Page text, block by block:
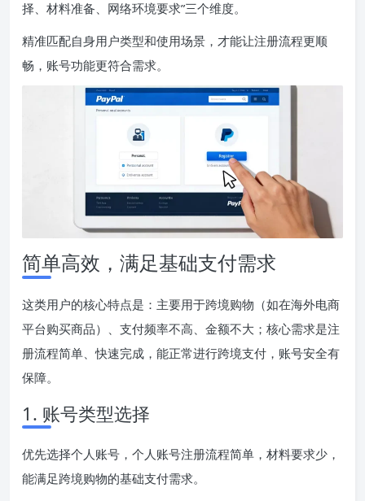
择、材料准备、网络环境要求”三个维度。
精准匹配自身用户类型和使用场景，才能让注册流程更顺
畅，账号功能更符合需求。
简单高效，满足基础支付需求
这类用户的核心特点是：主要用于跨境购物（如在海外电商
平台购买商品）、支付频率不高、金额不大；核心需求是注
册流程简单、快速完成，能正常进行跨境支付，账号安全有
保障。
1. 账号类型选择
优先选择个人账号，个人账号注册流程简单，材料要求少，
能满足跨境购物的基础支付需求。